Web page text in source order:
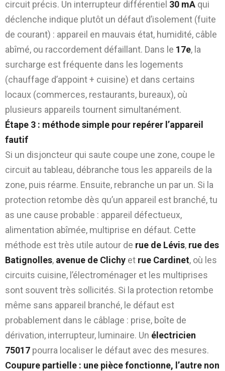
circuit précis. Un interrupteur différentiel 30 mA qui
déclenche indique plutôt un défaut d’isolement (fuite
de courant) : appareil en mauvais état, humidité, câble
abîmé, ou raccordement défaillant. Dans le 17e, la
surcharge est fréquente dans les logements
(chauffage d’appoint + cuisine) et dans certains
locaux (commerces, restaurants, bureaux), où
plusieurs appareils tournent simultanément.
Étape 3 : méthode simple pour repérer l’appareil
fautif
Si un disjoncteur qui saute coupe une zone, coupe le
circuit au tableau, débranche tous les appareils de la
zone, puis réarme. Ensuite, rebranche un par un. Si la
protection retombe dès qu’un appareil est branché, tu
as une cause probable : appareil défectueux,
alimentation abîmée, multiprise en défaut. Cette
méthode est très utile autour de rue de Lévis, rue des
Batignolles, avenue de Clichy et rue Cardinet, où les
circuits cuisine, l’électroménager et les multiprises
sont souvent très sollicités. Si la protection retombe
même sans appareil branché, le défaut est
probablement dans le câblage : prise, boîte de
dérivation, interrupteur, luminaire. Un électricien
75017 pourra localiser le défaut avec des mesures.
Coupure partielle : une pièce fonctionne, l’autre non